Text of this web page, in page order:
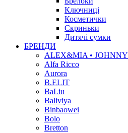
Ключниці
Косметички
Скриньки
Дитячі сумки
БРЕНДИ
ALEX&MIA • JOHNNY
Alfa Ricco
Aurora
B.ELIT
BaLiu
Baliviya
Binbaowei
Bolo
Bretton